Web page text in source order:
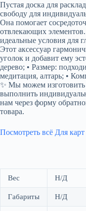
Пустая доска для
свободу для
Она помогает
отвлекающих элементов.
идеальные условия для
Этот аксессуар
уголок и добавит ему
дерево; • Размер:
медитация, алтарь; •
✨ Мы можем изготовить
выполнить
нам через форму
товара.
Посмотреть всё Для
Вес Н/Д
Габариты Н/Д